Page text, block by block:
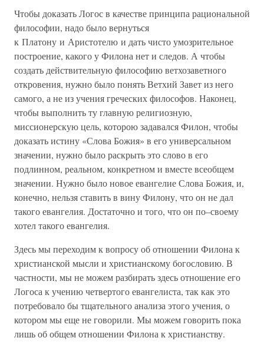
Чтобы доказать Логос в качестве принципа рациональной
философии, надо было вернуться
к Платону и Аристотелю и дать чисто умозрительное
построение, какого у Филона нет и следов. А чтобы
создать действительную философию ветхозаветного
откровения, нужно было понять Ветхий Завет из него
самого, а не из учения греческих философов. Наконец,
чтобы выполнить ту главную религиозную,
миссионерскую цель, которою задавался Филон, чтобы
доказать истину «Слова Божия» в его универсальном
значении, нужно было раскрыть это слово в его
подлинном, реальном, конкретном и вместе всеобщем
значении. Нужно было новое евангелие Слова Божия, и,
конечно, нельзя ставить в вину Филону, что он не дал
такого евангелия. Достаточно и того, что он по–своему
хотел такого евангелия.
Здесь мы переходим к вопросу об отношении Филона к
христианской мысли и христианскому богословию. В
частности, мы не можем разбирать здесь отношение его
Логоса к учению четвертого евангелиста, так как это
потребовало бы тщательного анализа этого учения, о
котором мы еще не говорили. Мы можем говорить пока
лишь об общем отношении Филона к христианству.